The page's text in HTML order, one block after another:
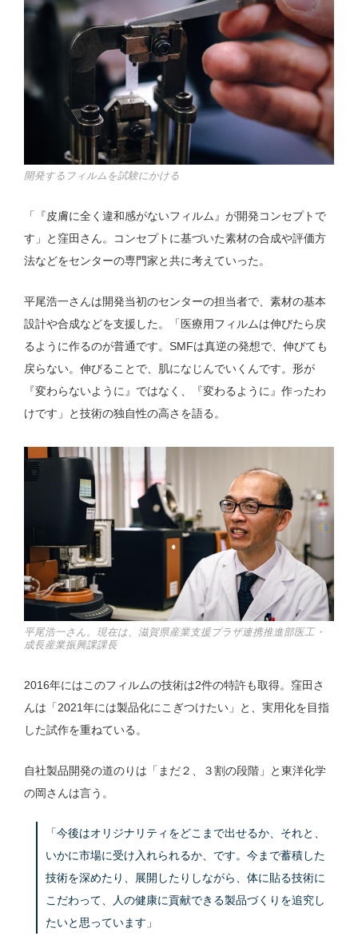
開発するフィルムを試験にかける
「『皮膚に全く違和感がないフィルム』が開発コンセプトで
す」と窪田さん。コンセプトに基づいた素材の合成や評価方
法などをセンターの専門家と共に考えていった。
平尾浩一さんは開発当初のセンターの担当者で、素材の基本
設計や合成などを支援した。「医療用フィルムは伸びたら戻
るように作るのが普通です。SMFは真逆の発想で、伸びても
戻らない。伸びることで、肌になじんでいくんです。形が
『変わらないように』ではなく、『変わるように』作ったわ
けです」と技術の独自性の高さを語る。
平尾浩一さん。現在は、滋賀県産業支援プラザ連携推進部医工・
成長産業振興課課長
2016年にはこのフィルムの技術は2件の特許も取得。窪田さ
んは「2021年には製品化にこぎつけたい」と、実用化を目指
した試作を重ねている。
自社製品開発の道のりは「まだ２、３割の段階」と東洋化学
の岡さんは言う。
「今後はオリジナリティをどこまで出せるか、それと、
いかに市場に受け入れられるか、です。今まで蓄積した
技術を深めたり、展開したりしながら、体に貼る技術に
こだわって、人の健康に貢献できる製品づくりを追究し
たいと思っています」